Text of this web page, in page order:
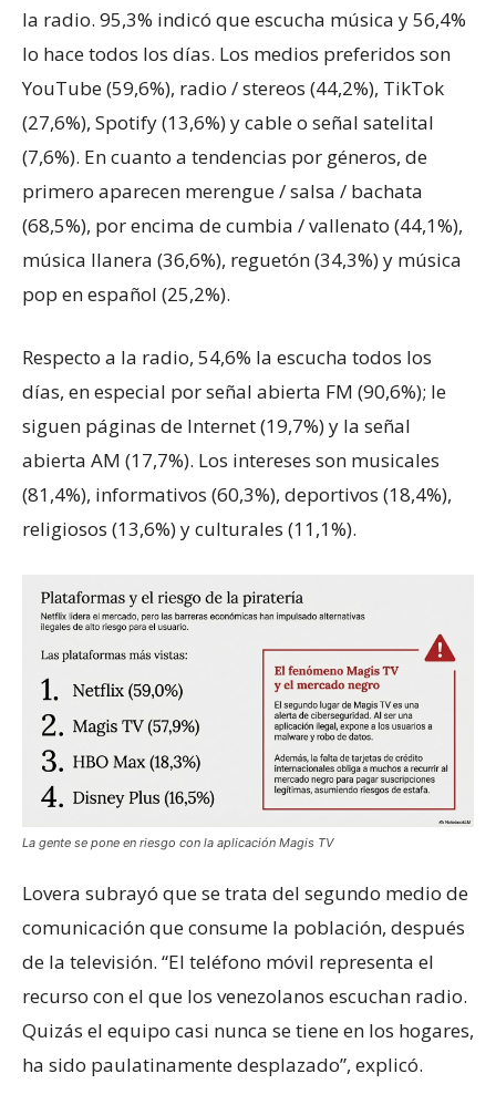
la radio. 95,3% indicó que escucha música y 56,4%
lo hace todos los días. Los medios preferidos son
YouTube (59,6%), radio / stereos (44,2%), TikTok
(27,6%), Spotify (13,6%) y cable o señal satelital
(7,6%). En cuanto a tendencias por géneros, de
primero aparecen merengue / salsa / bachata
(68,5%), por encima de cumbia / vallenato (44,1%),
música llanera (36,6%), reguetón (34,3%) y música
pop en español (25,2%).
Respecto a la radio, 54,6% la escucha todos los
días, en especial por señal abierta FM (90,6%); le
siguen páginas de Internet (19,7%) y la señal
abierta AM (17,7%). Los intereses son musicales
(81,4%), informativos (60,3%), deportivos (18,4%),
religiosos (13,6%) y culturales (11,1%).
La gente se pone en riesgo con la aplicación Magis TV
Lovera subrayó que se trata del segundo medio de
comunicación que consume la población, después
de la televisión. “El teléfono móvil representa el
recurso con el que los venezolanos escuchan radio.
Quizás el equipo casi nunca se tiene en los hogares,
ha sido paulatinamente desplazado”, explicó.